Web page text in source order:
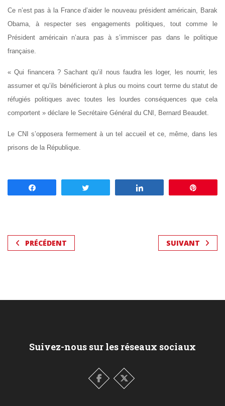
Ce n’est pas à la France d’aider le nouveau président américain, Barak
Obama, à respecter ses engagements politiques, tout comme le
Président américain n’aura pas à s’immiscer pas dans le politique
française.
« Qui financera ? Sachant qu’il nous faudra les loger, les nourrir, les
assumer et qu’ils bénéficieront à plus ou moins court terme du statut de
réfugiés politiques avec toutes les lourdes conséquences que cela
comportent » déclare le Secrétaire Général du CNI, Bernard Beaudet.
Le CNI s’opposera fermement à un tel accueil et ce, même, dans les
prisons de la République.
PRÉCÉDENT SUIVANT
Suivez-nous sur les réseaux sociaux